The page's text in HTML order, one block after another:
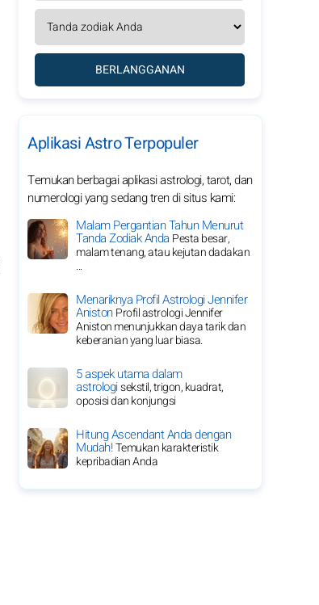
BERLANGGANAN
Aplikasi Astro Terpopuler
Temukan berbagai aplikasi astrologi, tarot, dan
numerologi yang sedang tren di situs kami:
Malam Pergantian Tahun Menurut
Tanda Zodiak Anda Pesta besar,
malam tenang, atau kejutan dadakan
...
Menariknya Profil Astrologi Jennifer
AnistonProfil astrologi Jennifer
Aniston menunjukkan daya tarik dan
keberanian yang luar biasa.
5 aspek utama dalam
astrologisekstil, trigon, kuadrat,
oposisi dan konjungsi
Hitung Ascendant Anda dengan
Mudah!Temukan karakteristik
kepribadian Anda